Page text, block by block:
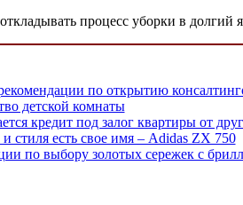
процесс уборки в
по открытию
детской комнаты
кредит под залог квартиры от
и стиля есть свое имя – Adidas ZX 750
по выбору золотых сережек с